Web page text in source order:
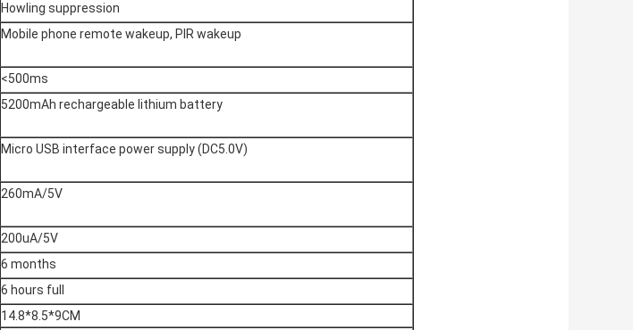
Howling suppression
Mobile phone remote wakeup, PIR wakeup
<500ms
5200mAh rechargeable lithium battery
Micro USB interface power supply (DC5.0V)
260mA/5V
200uA/5V
6 months
6 hours full
14.8*8.5*9CM